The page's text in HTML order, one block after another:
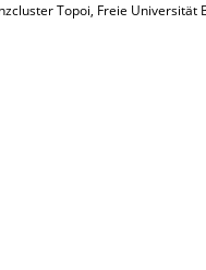
Topoi, Freie Universität